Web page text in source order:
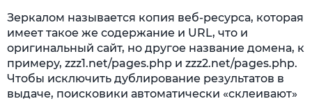
Зеркалом называется копия веб-ресурса, которая
имеет такое же содержание и URL, что и
оригинальный сайт, но другое название домена, к
примеру, zzz1.net/pages.php и zzz2.net/pages.php.
Чтобы исключить дублирование результатов в
выдаче, поисковики автоматически «склеивают»